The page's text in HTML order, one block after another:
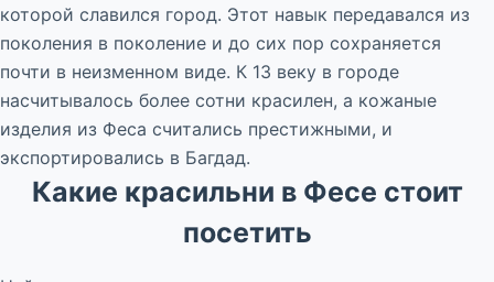
которой славился город. Этот навык передавался из
поколения в поколение и до сих пор сохраняется
почти в неизменном виде. К 13 веку в городе
насчитывалось более сотни красилен, а кожаные
изделия из Феса считались престижными, и
экспортировались в Багдад.
Какие красильни в Фесе стоит
посетить